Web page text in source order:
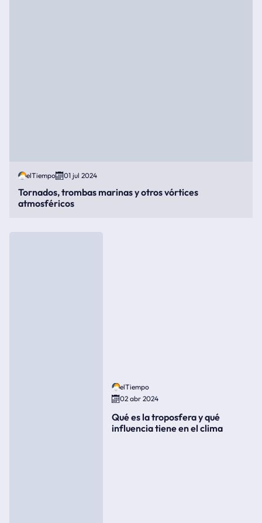
elTiempo 01 jul 2024
Tornados, trombas marinas y otros vórtices
atmosféricos
elTiempo
02 abr 2024
Qué es la troposfera y qué
influencia tiene en el clima